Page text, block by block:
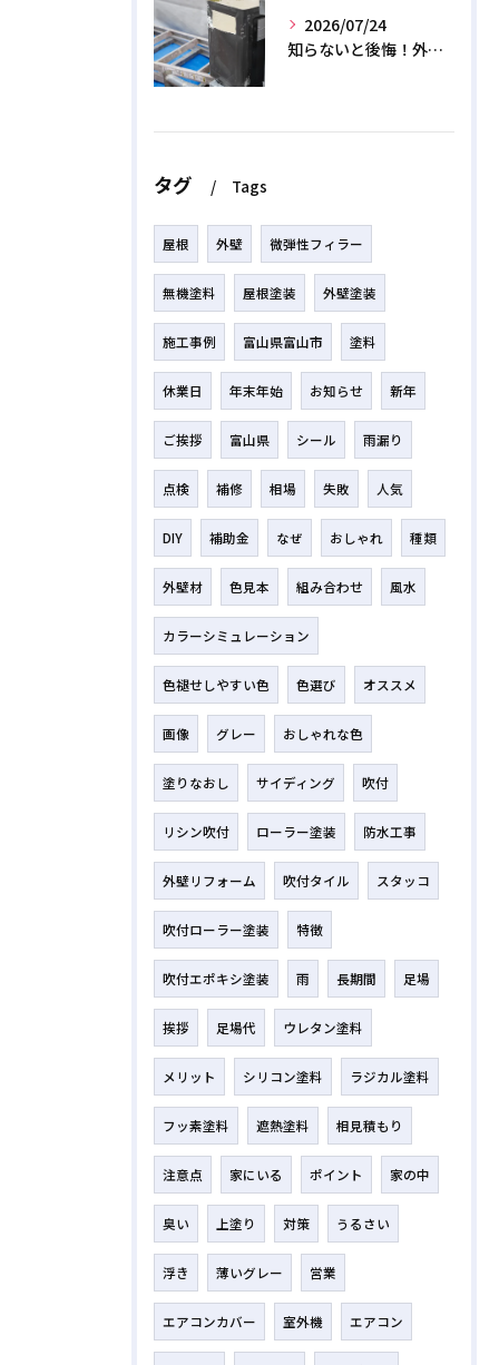
2026/07/24
知らないと後悔！外壁塗装で無機質塗料を選ぶデメリットと3つの罠
タグ Tags
屋根 外壁 微弾性フィラー
無機塗料 屋根塗装 外壁塗装
施工事例 富山県富山市 塗料
休業日 年末年始 お知らせ 新年
ご挨拶 富山県 シール 雨漏り
点検 補修 相場 失敗 人気
DIY 補助金 なぜ おしゃれ 種類
外壁材 色見本 組み合わせ 風水
カラーシミュレーション
色褪せしやすい色 色選び オススメ
画像 グレー おしゃれな色
塗りなおし サイディング 吹付
リシン吹付 ローラー塗装 防水工事
外壁リフォーム 吹付タイル スタッコ
吹付ローラー塗装 特徴
吹付エポキシ塗装 雨 長期間 足場
挨拶 足場代 ウレタン塗料
メリット シリコン塗料 ラジカル塗料
フッ素塗料 遮熱塗料 相見積もり
注意点 家にいる ポイント 家の中
臭い 上塗り 対策 うるさい
浮き 薄いグレー 営業
エアコンカバー 室外機 エアコン